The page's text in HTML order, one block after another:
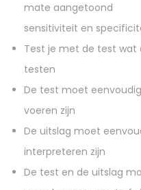
mate aangetoond
sensitiviteit en
Test je met de test
testen
De test moet
voeren zijn
De uitslag moet
interpreteren zijn
De test en de uitslag